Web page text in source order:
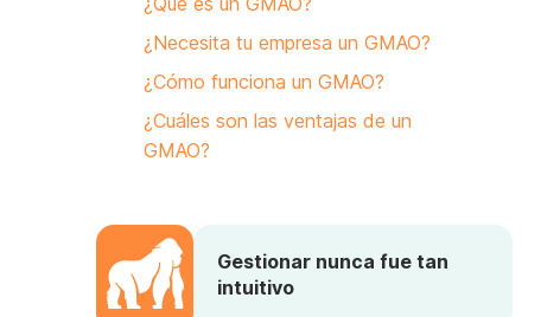
¿Necesita tu empresa un GMAO?
¿Cómo funciona un GMAO?
¿Cuáles son las ventajas de un
GMAO?
Gestionar nunca fue tan
intuitivo